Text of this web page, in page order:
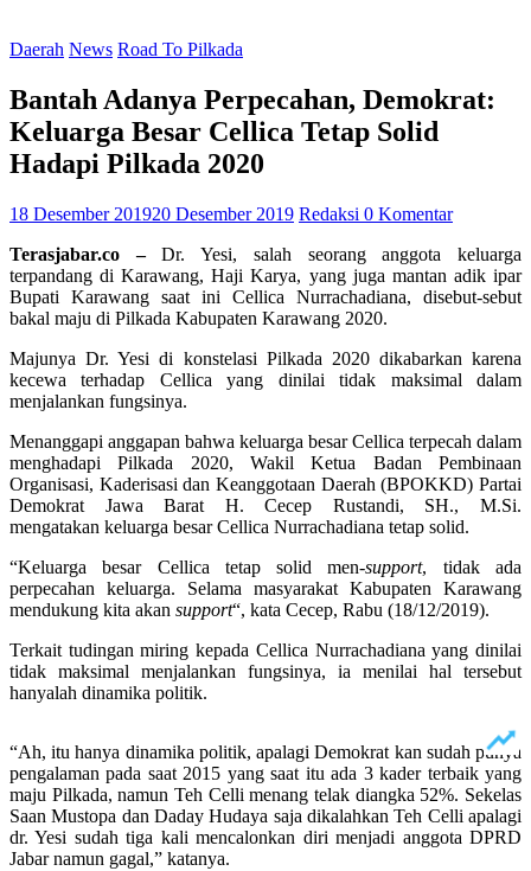
Daerah News Road To Pilkada
Bantah Adanya Perpecahan, Demokrat:
Keluarga Besar Cellica Tetap Solid
Hadapi Pilkada 2020
18 Desember 201920 Desember 2019 Redaksi 0 Komentar
Terasjabar.co –Dr. Yesi, salah seorang anggota keluarga
terpandang di Karawang, Haji Karya, yang juga mantan adik ipar
Bupati Karawang saat ini Cellica Nurrachadiana, disebut-sebut
bakal maju di Pilkada Kabupaten Karawang 2020.
Majunya Dr. Yesi di konstelasi Pilkada 2020 dikabarkan karena
kecewa terhadap Cellica yang dinilai tidak maksimal dalam
menjalankan fungsinya.
Menanggapi anggapan bahwa keluarga besar Cellica terpecah dalam
menghadapi Pilkada 2020, Wakil Ketua Badan Pembinaan
Organisasi, Kaderisasi dan Keanggotaan Daerah (BPOKKD) Partai
Demokrat Jawa Barat H. Cecep Rustandi, SH., M.Si.
mengatakan keluarga besar Cellica Nurrachadiana tetap solid.
“Keluarga besar Cellica tetap solid men-support, tidak ada
perpecahan keluarga. Selama masyarakat Kabupaten Karawang
mendukung kita akan support“, kata Cecep, Rabu (18/12/2019).
Terkait tudingan miring kepada Cellica Nurrachadiana yang dinilai
tidak maksimal menjalankan fungsinya, ia menilai hal tersebut
hanyalah dinamika politik.
“Ah, itu hanya dinamika politik, apalagi Demokrat kan sudah punya
pengalaman pada saat 2015 yang saat itu ada 3 kader terbaik yang
maju Pilkada, namun Teh Celli menang telak diangka 52%. Sekelas
Saan Mustopa dan Daday Hudaya saja dikalahkan Teh Celli apalagi
dr. Yesi sudah tiga kali mencalonkan diri menjadi anggota DPRD
Jabar namun gagal,” katanya.